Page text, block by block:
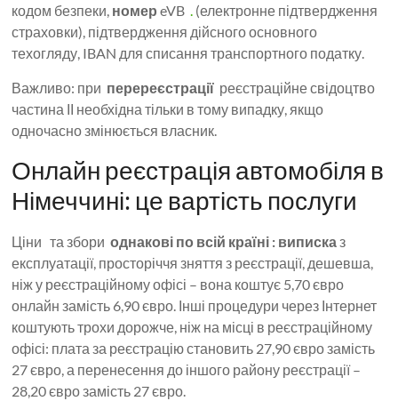
кодом безпеки, номер eVB. (електронне підтвердження
страховки), підтвердження дійсного основного
техогляду, IBAN для списання транспортного податку.
Важливо: при перереєстрації реєстраційне свідоцтво
частина ІІ необхідна тільки в тому випадку, якщо
одночасно змінюється власник.
Онлайн реєстрація автомобіля в
Німеччині: це вартість послуги
Ціни та збориоднакові по всій країні : виписказ
експлуатації, просторіччя зняття з реєстрації, дешевша,
ніж у реєстраційному офісі – вона коштує 5,70 євро
онлайн замість 6,90 євро. Інші процедури через Інтернет
коштують трохи дорожче, ніж на місці в реєстраційному
офісі: плата за реєстрацію становить 27,90 євро замість
27 євро, а перенесення до іншого району реєстрації –
28,20 євро замість 27 євро.